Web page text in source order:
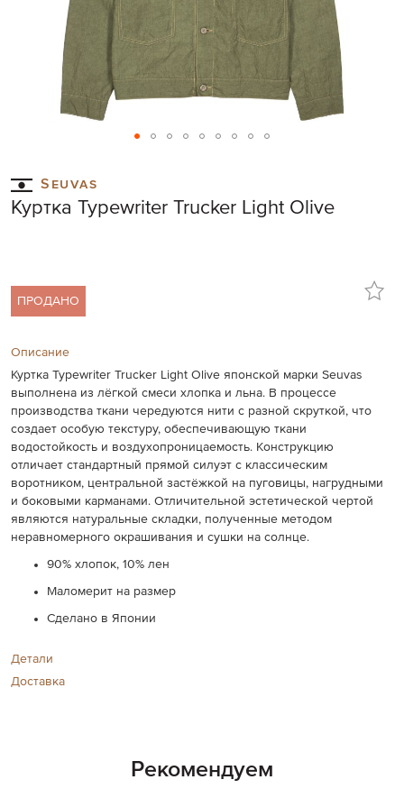
to
the
beginning
gallery
Seuvas
Куртка Typewriter Trucker Light Olive
ПРОДАНО
Описание
Куртка Typewriter Trucker Light Olive японской марки Seuvas
выполнена из лёгкой смеси хлопка и льна. В процессе
производства ткани чередуются нити с разной скруткой, что
создает особую текстуру, обеспечивающую ткани
водостойкость и воздухопроницаемость. Конструкцию
отличает стандартный прямой силуэт с классическим
воротником, центральной застёжкой на пуговицы, нагрудными
и боковыми карманами. Отличительной эстетической чертой
являются натуральные складки, полученные методом
неравномерного окрашивания и сушки на солнце.
90% хлопок, 10% лен
Маломерит на размер
Сделано в Японии
Детали
Доставка
Рекомендуем